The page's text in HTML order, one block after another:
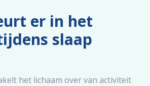
er in het
slaap
het lichaam over van activiteit